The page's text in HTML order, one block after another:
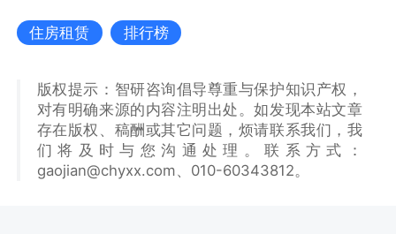
住房租赁 排行榜
版权提示：智研咨询倡导尊重与保护知识产权，
对有明确来源的内容注明出处。如发现本站文章
存在版权、稿酬或其它问题，烦请联系我们，我
们将及时与您沟通处理。联系方式：
gaojian@chyxx.com、010-60343812。